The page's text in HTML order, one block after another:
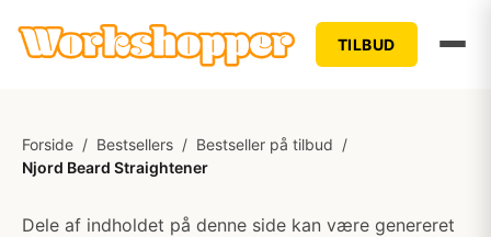
TILBUD
Forside / Bestsellers / Bestseller på tilbud /
Njord Beard Straightener
Dele af indholdet på denne side kan være genereret